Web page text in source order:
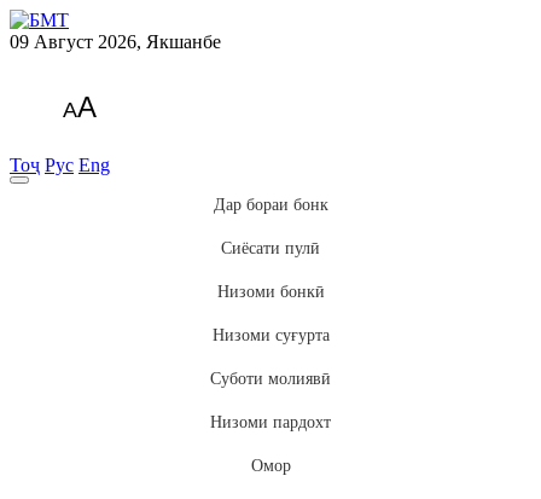
09 Август 2026, Якшанбе
AA
Тоҷ Рус Eng
Дар бораи бонк
Сиёсати пулӣ
Низоми бонкӣ
Низоми суғурта
Суботи молиявӣ
Низоми пардохт
Омор